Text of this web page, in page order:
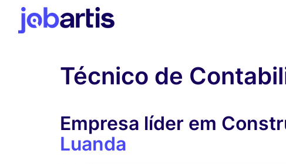
Técnico de
Empresa líder em
Luanda